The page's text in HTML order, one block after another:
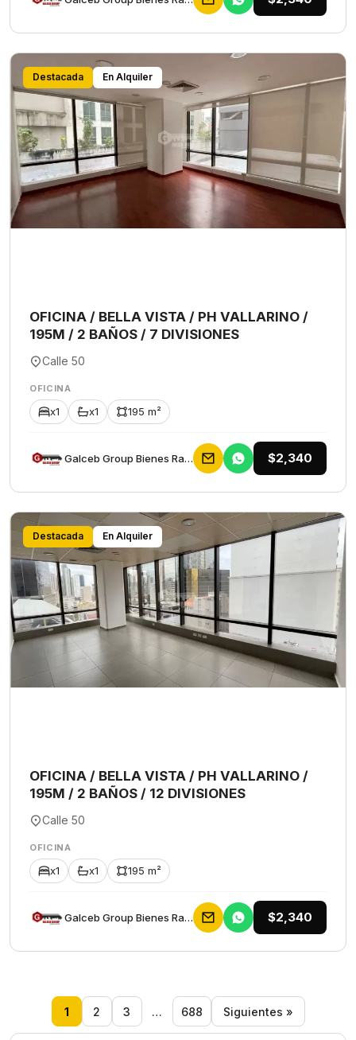
Destacada En Alquiler
OFICINA / BELLA VISTA / PH VALLARINO /
195M / 2 BAÑOS / 7 DIVISIONES
Calle 50
OFICINA
x1 x1 195 m²
Galceb Group Bienes Raices $2,340
Destacada En Alquiler
OFICINA / BELLA VISTA / PH VALLARINO /
195M / 2 BAÑOS / 12 DIVISIONES
Calle 50
OFICINA
x1 x1 195 m²
Galceb Group Bienes Raices $2,340
1 2 3 … 688 Siguientes »